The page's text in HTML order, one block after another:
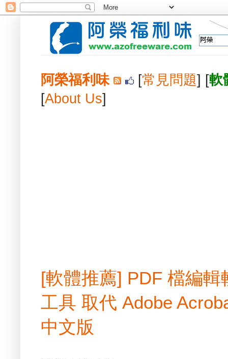
阿榮福利味 [常見問題] [軟
[About Us]
[軟體推薦] PDF 檔編
工具 取代 Adobe
中文版